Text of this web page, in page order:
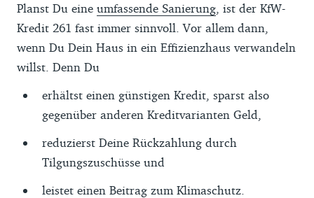
Planst Du eine umfassende Sanierung , ist der KfW-
Kredit 261 fast immer sinnvoll. Vor allem dann,
wenn Du Dein Haus in ein Effizienzhaus verwandeln
willst. Denn Du
erhältst einen günstigen Kredit, sparst also
gegenüber anderen Kreditvarianten Geld,
reduzierst Deine Rückzahlung durch
Tilgungszuschüsse und
leistet einen Beitrag zum Klimaschutz.